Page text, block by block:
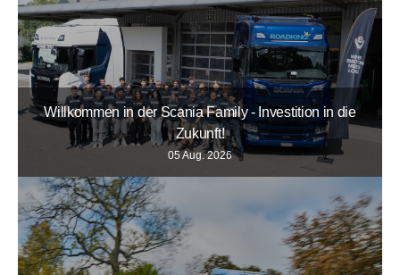
Willkommen in der Scania Family - Investition in die
Zukunft!
05 Aug. 2026